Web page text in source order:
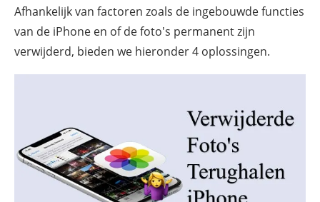
Afhankelijk van factoren zoals de ingebouwde functies
van de iPhone en of de foto's permanent zijn
verwijderd, bieden we hieronder 4 oplossingen.